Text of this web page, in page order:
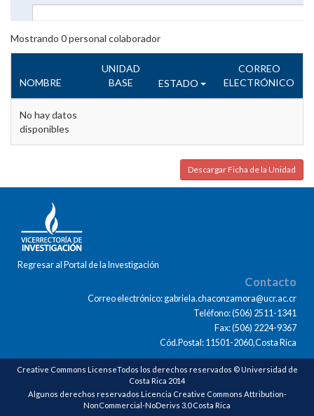
Mostrando 0personal colaborador
NOMBRE
UNIDAD
BASE
ESTADO
CORREO
ELECTRÓNICO
No hay datos
disponibles
Descargar Ficha de la Unidad
Regresar al Portal de la Investigación
Contacto
Correo electrónico: gabriela.chaconzamora@ucr.ac.cr
Teléfono: (506) 2511-1341
Fax: (506) 2224-9367
Cód.Postal: 11501-2060,Costa Rica
Creative Commons LicenseTodos los derechos reservados © Universidad de
Costa Rica 2014
Algunos derechos reservados Licencia Creative Commons Attribution-
NonCommercial-NoDerivs 3.0 Costa Rica